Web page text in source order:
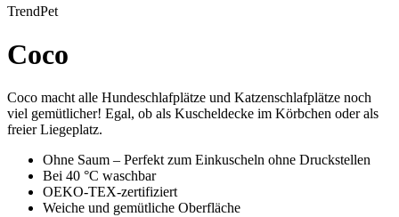
TrendPet
Coco
Coco macht alle Hundeschlafplätze und Katzenschlafplätze noch
viel gemütlicher! Egal, ob als Kuscheldecke im Körbchen oder als
freier Liegeplatz.
Ohne Saum – Perfekt zum Einkuscheln ohne Druckstellen
Bei 40 °C waschbar
OEKO-TEX-zertifiziert
Weiche und gemütliche Oberfläche